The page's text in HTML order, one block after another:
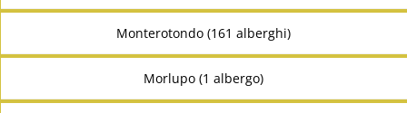
Monterotondo (161 alberghi)
Morlupo (1 albergo)